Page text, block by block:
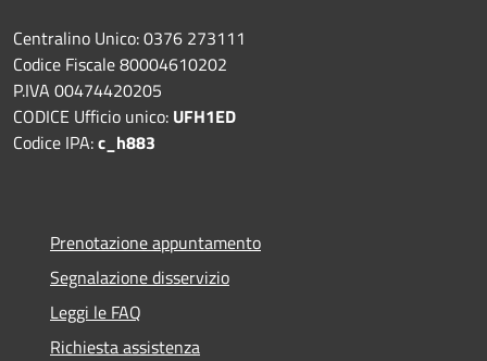
Centralino Unico: 0376 273111
Codice Fiscale 80004610202
P.IVA 00474420205
CODICE Ufficio unico: UFH1ED
Codice IPA:c_h883
Prenotazione appuntamento
Segnalazione disservizio
Leggi le FAQ
Richiesta assistenza